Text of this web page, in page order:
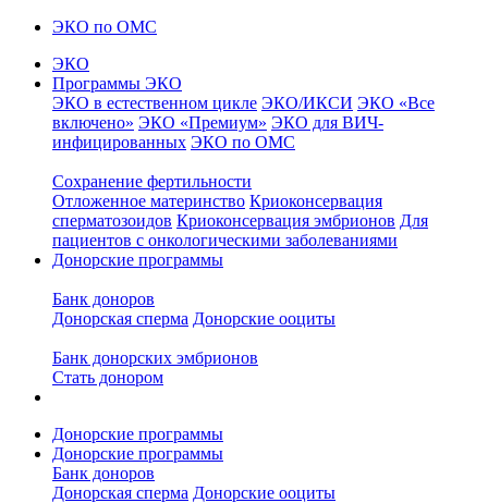
ЭКО по ОМС
ЭКО
Программы ЭКО
ЭКО в естественном цикле ЭКО/ИКСИ ЭКО «Все
включено» ЭКО «Премиум» ЭКО для ВИЧ-
инфицированных ЭКО по ОМС
Сохранение фертильности
Отложенное материнство Криоконсервация
сперматозоидов Криоконсервация эмбрионов Для
пациентов с онкологическими заболеваниями
Донорские программы
Банк доноров
Донорская сперма Донорские ооциты
Банк донорских эмбрионов
Стать донором
Донорские программы
Донорские программы
Банк доноров
Донорская сперма Донорские ооциты